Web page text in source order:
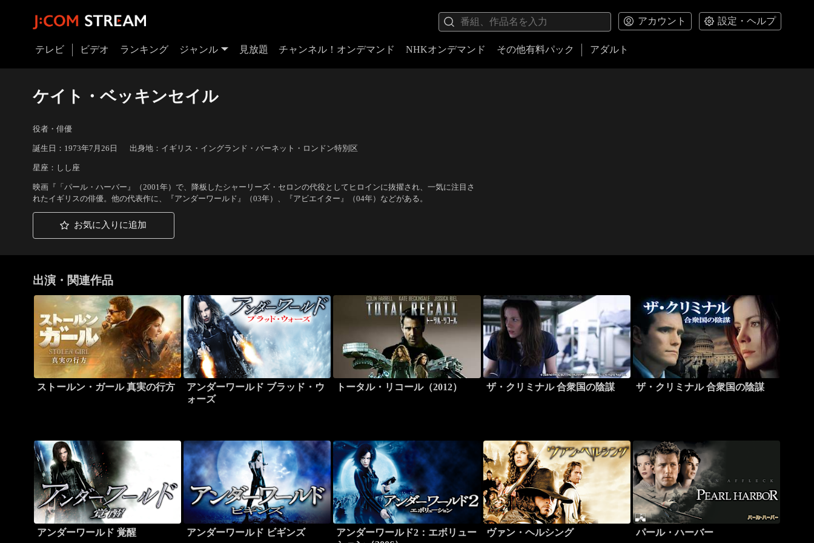
アカウント 設定・ヘルプ
テレビ ビデオ ランキング ジャンル 見放題 チャンネル！オンデマンド NHKオンデマンド その他有料パック アダルト
ケイト・ベッキンセイル
役者・俳優
誕生日：1973年7月26日 出身地：イギリス・イングランド・バーネット・ロンドン特別区
星座：しし座
映画『「パール・ハーバー』（2001年）で、降板したシャーリーズ・セロンの代役としてヒロインに抜擢され、一気に注目さ
れたイギリスの俳優。他の代表作に、『アンダーワールド』（03年）、『アビエイター』（04年）などがある。
お気に入りに追加
出演・関連作品
ストールン・ガール 真実の行方
アンダーワールド ブラッド・ウ
ォーズ
トータル・リコール（2012） ザ・クリミナル 合衆国の陰謀 ザ・クリミナル 合衆国の陰謀
アンダーワールド 覚醒 アンダーワールド ビギンズ
アンダーワールド2：エボリュー
ヴァン・ヘルシング パール・ハーバー